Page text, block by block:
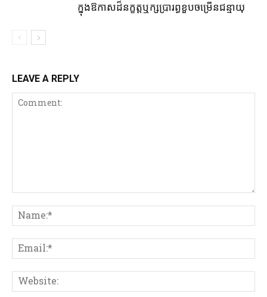
ក្នុងឱកាសដ៏នក្ខត្តឬក្សប្រារព្ធខួបចម្រើនជន្មាយុ
LEAVE A REPLY